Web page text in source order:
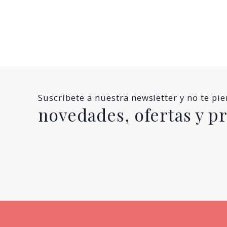
Suscríbete a nuestra newsletter y no te
novedades, ofertas y